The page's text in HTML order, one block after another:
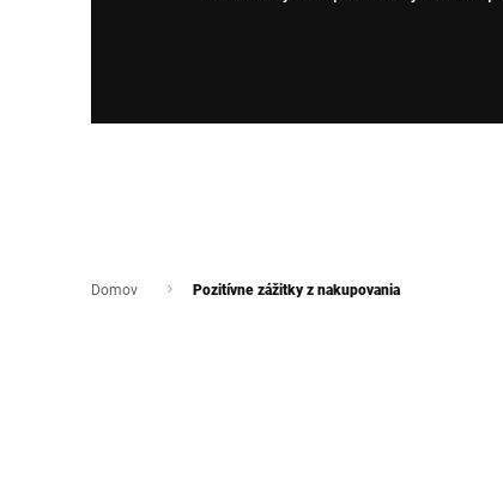
Globálna webová stránka
Domov Pozitívne zážitky z nakupovania